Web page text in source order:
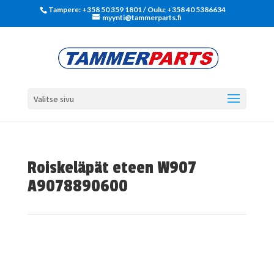
Tampere: +358 50 359 1801‬ / Oulu: +358 40 5386634
myynti@tammerparts.fi
Valitse sivu
Roiskeläpät eteen W907
A9078890600